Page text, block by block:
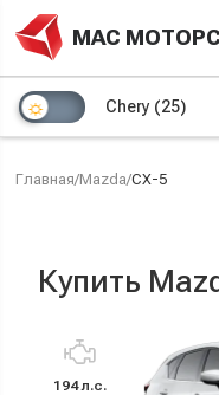
МАС МОТОРС
Chery (25)
Главная/Mazda/CX-5
Купить
194 л.с.